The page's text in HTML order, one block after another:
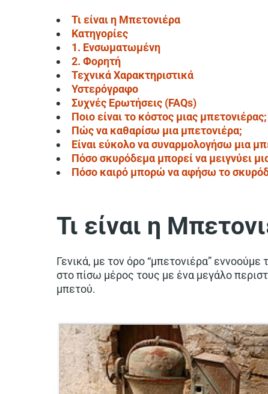
Τι είναι η Μπετονιέρα
Κατηγορίες
1. Ενσωματωμένη
2. Φορητή
Τεχνικά Χαρακτηριστικά
Υστερόγραφο
Συχνές Ερωτήσεις (FAQs)
Ποιο είναι το κόστος μιας μπετονιέρας;
Πώς να καθαρίσω μια μπετονιέρα;
Είναι εύκολο να συναρμολογήσω μια
Πόσο σκυρόδεμα μπορεί να μειγνύει
Πόσο καιρό μπορώ να αφήσω το
Τι είναι η
Γενικά, με τον όρο “μπετονιέρα”
στο πίσω μέρος τους με ένα μεγάλο
μπετού.